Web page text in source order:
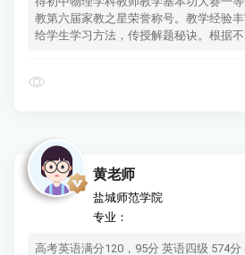
教第六届家教之星荣誉称号。教学经验
给学生学习方法，传授解题秘诀。根据不
黄老师
盐城师范学院
专业：
高考英语满分120，95分 英语四级 574